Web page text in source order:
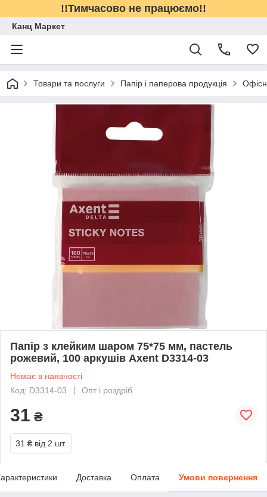
!!Тимчасово не працюємо!!
Канц Маркет
Товари та послуги Папір і паперова продукція
Папір з клейким шаром 75*75 мм, пастель
рожевий, 100 аркушів Axent D3314-03
Немає в наявності
Код: D3314-03
Опт і роздріб
31 ₴
31 ₴ від 2 шт.
Доставка Оплата Умови повернення